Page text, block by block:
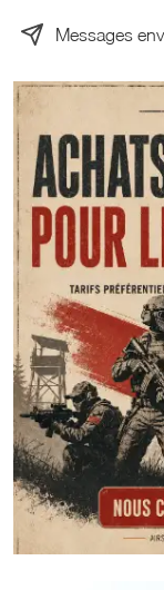
Messages